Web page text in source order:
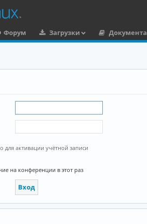
Форум Загрузки
для активации учётной записи
на конференции в этот раз